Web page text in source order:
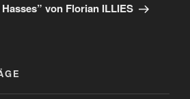
von Florian ILLIES